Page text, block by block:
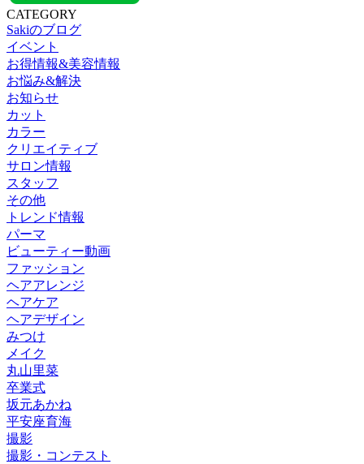
CATEGORY
Sakiのブログ
イベント
お得情報&美容情報
お悩み&解決
お知らせ
カット
カラー
クリエイティブ
サロン情報
スタッフ
その他
トレンド情報
パーマ
ビューティー動画
ファッション
ヘアアレンジ
ヘアケア
ヘアデザイン
みつけ
メイク
丸山里菜
卒業式
坂元あかね
平安座育海
撮影
撮影・コンテスト